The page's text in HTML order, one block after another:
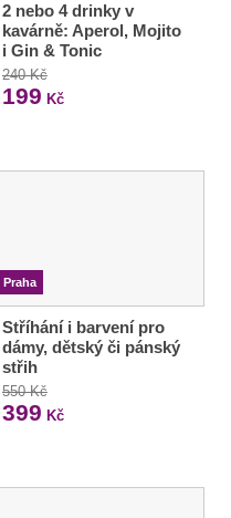
2 nebo 4 drinky v
kavárně: Aperol, Mojito
i Gin & Tonic
240 Kč
199 Kč
Praha
Stříhání i barvení pro
dámy, dětský či pánský
střih
550 Kč
399 Kč